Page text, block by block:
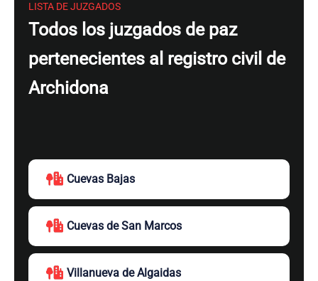
LISTA DE JUZGADOS
Todos los juzgados de paz
pertenecientes al registro civil de
Archidona
Cuevas Bajas
Cuevas de San Marcos
Villanueva de Algaidas